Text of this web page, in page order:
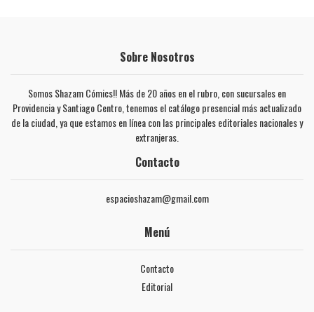
Sobre Nosotros
Somos Shazam Cómics!! Más de 20 años en el rubro, con sucursales en
Providencia y Santiago Centro, tenemos el catálogo presencial más actualizado
de la ciudad, ya que estamos en línea con las principales editoriales nacionales y
extranjeras.
Contacto
espacioshazam@gmail.com
Menú
Contacto
Editorial